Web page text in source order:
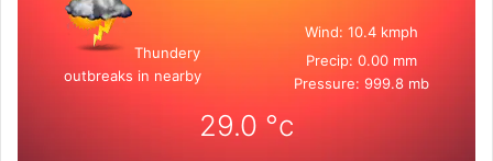
Thundery
outbreaks in nearby
Wind: 10.4 kmph
Precip: 0.00 mm
Pressure: 999.8 mb
29.0 °c